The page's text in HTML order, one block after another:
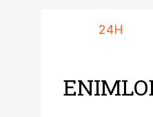
24H